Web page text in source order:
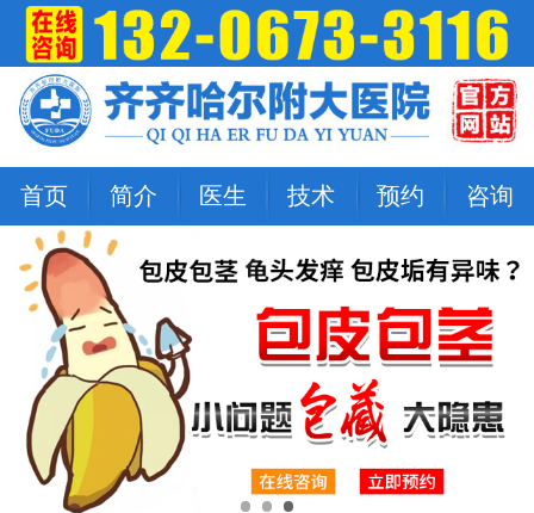
首页 简介 医生 技术 预约 咨询